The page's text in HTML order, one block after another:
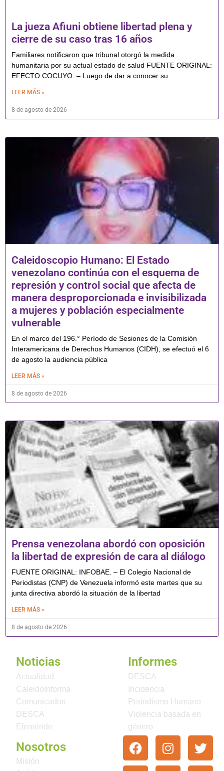
La jueza Afiuni obtiene libertad plena y
cierre de su caso tras 16 años
Familiares notificaron que tribunal otorgó la medida
humanitaria por su actual estado de salud FUENTE ORIGINAL:
EFECTO COCUYO. – Luego de dar a conocer su
LEER MÁS »
8 de agosto de 2026
Caleidoscopio Humano: El Estado
venezolano continúa con el esquema de
represión y control social que afecta de
manera desproporcionada e invisibilizada
a mujeres y población especialmente
vulnerable
En el marco del 196.° Período de Sesiones de la Comisión
Interamericana de Derechos Humanos (CIDH), se efectuó el 6
de agosto la audiencia pública
LEER MÁS »
8 de agosto de 2026
Prensa venezolana abordó con oposición
la libertad de expresión de cara al diálogo
FUENTE ORIGINAL: INFOBAE. – El Colegio Nacional de
Periodistas (CNP) de Venezuela informó este martes que su
junta directiva abordó la situación de la libertad
LEER MÁS »
8 de agosto de 2026
Noticias
Actualidad
CaleidoInforma
Comunicados
DESCA
Efeméride
Informes
DESCA
Incidencia
Periodismo Humano
Violencia basada en
género
Nosotros
Misión